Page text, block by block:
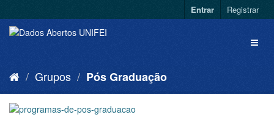
Entrar Registrar
Grupos Pós Graduação